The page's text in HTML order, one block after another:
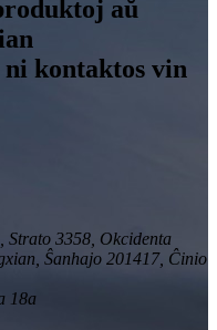
aŭ
kontaktos vin
Strato 3358, Okcidenta
Ŝanhajo 201417, Ĉinio
18a